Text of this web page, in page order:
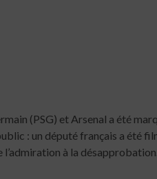
(PSG) et Arsenal a été
: un député français a été
à la